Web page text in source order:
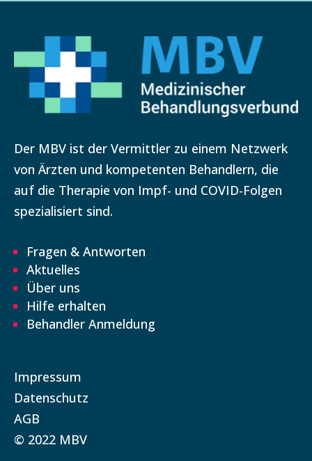
Der MBV ist der Vermittler zu einem Netzwerk
von Ärzten und kompetenten Behandlern, die
auf die Therapie von Impf- und COVID-Folgen
spezialisiert sind.
Fragen & Antworten
Aktuelles
Über uns
Hilfe erhalten
Behandler Anmeldung
Impressum
Datenschutz
AGB
© 2022 MBV